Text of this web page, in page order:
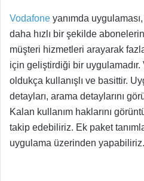
Vodafone yanımda
daha hızlı bir şekilde
müşteri hizmetleri arayarak
için geliştirdiği bir uygulamadır.
oldukça kullanışlı ve basittir.
detayları, arama detaylarını
Kalan kullanım haklarını
takip edebiliriz. Ek paket
uygulama üzerinden yapabiliriz.